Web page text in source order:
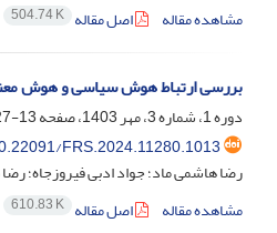
مشاهده مقاله
اصل مقاله 504.74 K
بررسی ارتباط هوش سیاسی و هوش
دوره 1، شماره 3، مهر 1403، صفحه
13-27
FRS.2024.11280.1013
رضا هاشمی ماد؛ جواد ادبی فیروزجاه؛
مشاهده مقاله
اصل مقاله 610.83 K